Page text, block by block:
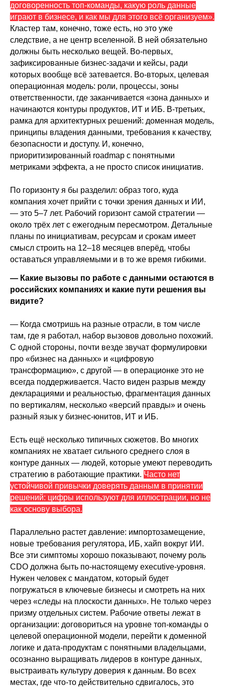
договоренность топ-команды, какую роль данные
играют в бизнесе, и как мы для этого всё организуем».
Кластер там, конечно, тоже есть, но это уже
следствие, а не центр вселенной. В ней обязательно
должны быть несколько вещей. Во-первых,
зафиксированные бизнес-задачи и кейсы, ради
которых вообще всё затевается. Во-вторых, целевая
операционная модель: роли, процессы, зоны
ответственности, где заканчивается «зона данных» и
начинаются контуры продуктов, ИТ и ИБ. В-третьих,
рамка для архитектурных решений: доменная модель,
принципы владения данными, требования к качеству,
безопасности и доступу. И, конечно,
приоритизированный roadmap с понятными
метриками эффекта, а не просто список инициатив.
По горизонту я бы разделил: образ того, куда
компания хочет прийти с точки зрения данных и ИИ,
— это 5–7 лет. Рабочий горизонт самой стратегии —
около трёх лет с ежегодным пересмотром. Детальные
планы по инициативам, ресурсам и срокам имеет
смысл строить на 12–18 месяцев вперёд, чтобы
оставаться управляемыми и в то же время гибкими.
— Какие вызовы по работе с данными остаются в
российских компаниях и какие пути решения вы
видите?
— Когда смотришь на разные отрасли, в том числе
там, где я работал, набор вызовов довольно похожий.
С одной стороны, почти везде звучат формулировки
про «бизнес на данных» и «цифровую
трансформацию», с другой — в операционке это не
всегда поддерживается. Часто виден разрыв между
декларациями и реальностью, фрагментация данных
по вертикалям, несколько «версий правды» и очень
разный язык у бизнес-юнитов, ИТ и ИБ.
Есть ещё несколько типичных сюжетов. Во многих
компаниях не хватает сильного среднего слоя в
контуре данных — людей, которые умеют переводить
стратегию в работающие практики. Часто нет
устойчивой привычки доверять данным в принятии
решений: цифры используют для иллюстрации, но не
как основу выбора.
Параллельно растет давление: импортозамещение,
новые требования регулятора, ИБ, хайп вокруг ИИ.
Все эти симптомы хорошо показывают, почему роль
CDO должна быть по-настоящему executive-уровня.
Нужен человек с мандатом, который будет
погружаться в ключевые бизнесы и смотреть на них
через «следы на плоскости данных». Не только через
призму отдельных систем. Рабочие ответы лежат в
организации: договориться на уровне топ-команды о
целевой операционной модели, перейти к доменной
логике и дата-продуктам с понятными владельцами,
осознанно выращивать лидеров в контуре данных,
выстраивать культуру доверия к данным. Во всех
местах, где что-то действительно сдвигалось, это